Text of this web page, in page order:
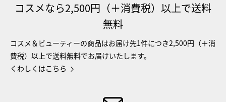
コスメなら2,500円（＋消費税）以上で送料
無料
コスメ＆ビューティーの商品はお届け先1件につき2,500円（＋消
費税）以上で送料無料でお届けいたします。
くわしくはこちら